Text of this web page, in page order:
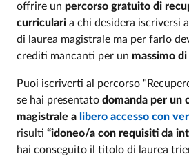
offrire un percorso gratuito di
curriculari a chi desidera iscriversi
di laurea magistrale ma per farlo
crediti mancanti per un massimo di
Puoi iscriverti al percorso
se hai presentato domanda per un
magistrale a libero accesso con
risulti “idoneo/a con requisiti da
hai conseguito il titolo di laurea